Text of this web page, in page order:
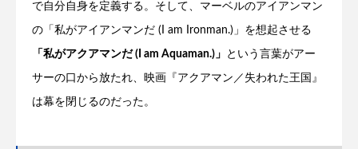
で自分自身を定義する。そして、マーベルのアイアンマン
の「私がアイアンマンだ (I am Ironman.)」を想起させる
「私がアクアマンだ (I am Aquaman.)」 という言葉がアー
サーの口から放たれ、映画『アクアマン／失われた王国』
は幕を閉じるのだった。